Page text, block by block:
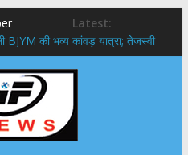
Latest:
BJYM की भव्य कांवड़ यात्रा; तेजस्वी
की कामना
और JE निलंबित, सीएम धामी के निर्देश
को कुल 146 करोड़ 32 लाख
ने उत्कृष्ट बुनकरों और हस्तशिल्प